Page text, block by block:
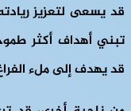
قد يسعى لتعزيز
تبني أهداف أكثر
قد يهدف إلى ملء